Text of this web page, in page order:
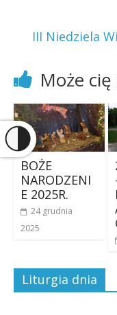
III Niedziela
Może
BOŻE
NARODZENI
E 2025R.
24 grudnia
2025
Liturgia dnia